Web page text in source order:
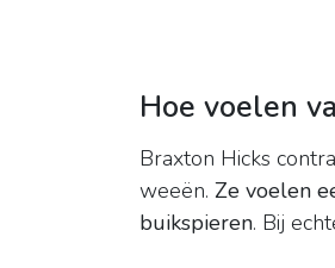
Hoe voelen
Braxton Hicks
weeën. Ze voelen
buikspieren. Bij